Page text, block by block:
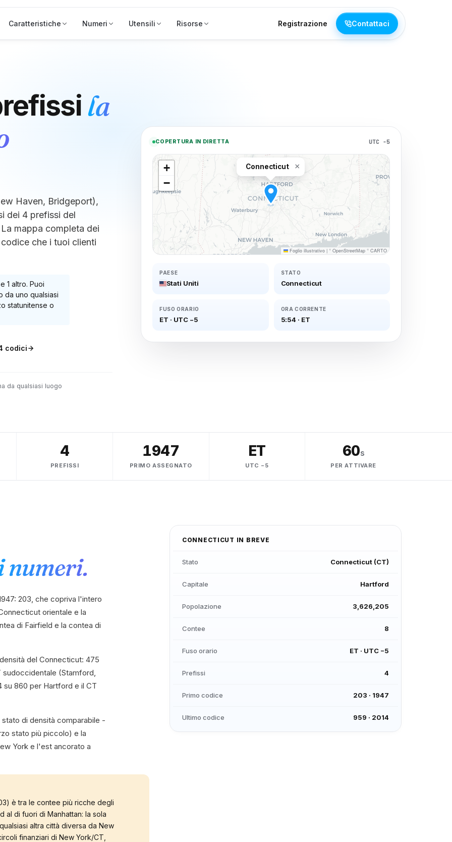
Caratteristiche Numeri Utensili Risorse Registrazione Contattaci
la
Haven, Bridgeport),
dei 4 prefissi del
mappa completa dei
che i tuoi clienti
1 altro. Puoi
da uno qualsiasi
statunitense o
codici
da qualsiasi luogo
COPERTURA IN DIRETTA UTC −5
Connecticut ×
+
−
Foglio illustrativo |© OpenStreetMap© CARTO
PAESE
Stati Uniti
STATO
Connecticut
FUSO ORARIO
ET · UTC −5
ORA CORRENTE
5:54 · ET
4
PREFISSI
1947
PRIMO ASSEGNATO
ET
UTC −5
60s
PER ATTIVARE
numeri.
203, che copriva l'intero
orientale e la
di Fairfield e la contea di
del Connecticut: 475
sudoccidentale (Stamford,
su 860 per Hartford e il CT
di densità comparabile -
stato più piccolo) e la
York e l'est ancorato a
è tra le contee più ricche degli
al di fuori di Manhattan: la sola
altra città diversa da New
finanziari di New York/CT,
CONNECTICUT IN BREVE
Stato Connecticut (CT)
Capitale Hartford
Popolazione 3,626,205
Contee 8
Fuso orario ET · UTC −5
Prefissi 4
Primo codice 203 · 1947
Ultimo codice 959 · 2014